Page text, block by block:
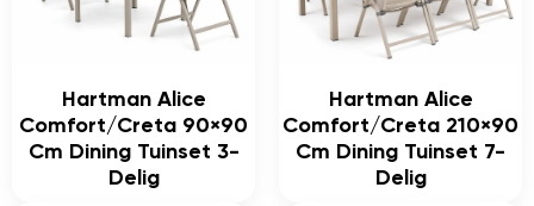
Hartman Alice
Comfort/Creta 90×90
Cm Dining Tuinset 3-
Delig
Hartman Alice
Comfort/Creta 210×90
Cm Dining Tuinset 7-
Delig